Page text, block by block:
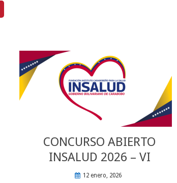
CONCURSO ABIERTO
INSALUD 2026 – VI
12 enero, 2026